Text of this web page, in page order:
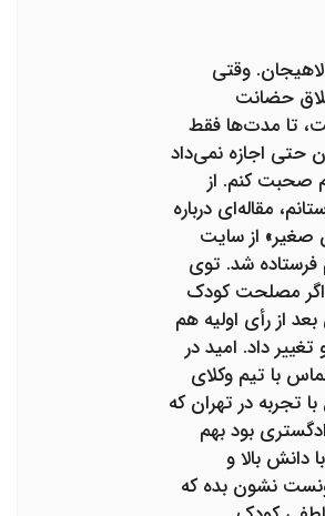
وقتی
حضانت
تا مدت‌ها فقط
حتی اجازه نمی‌داد
صحبت کنم. از
مقاله‌ای درباره
صغیر» از سایت
فرستاده شد. توی
اگر مصلحت کودک
از رأی اولیه هم
داد. امید در
با تیم وکلای
تجربه در تهران که
بود بهم
دانش بالا و
نشون بده که